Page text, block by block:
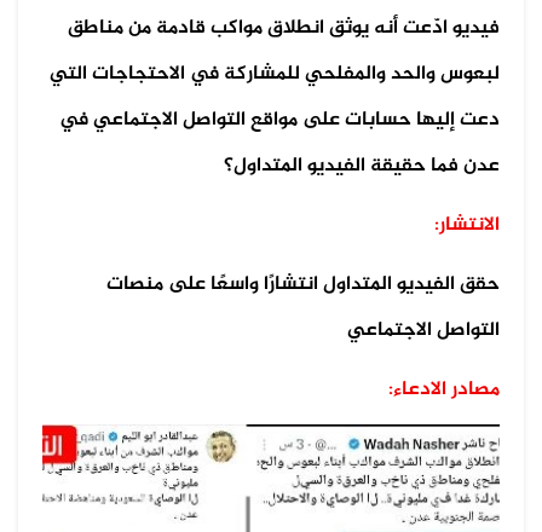
فيديو ادّعت أنه يوثق انطلاق مواكب قادمة من مناطق
لبعوس والحد والمفلحي للمشاركة في الاحتجاجات التي
دعت إليها حسابات على مواقع التواصل الاجتماعي في
عدن فما حقيقة الفيديو المتداول؟
الانتشار:
حقق الفيديو المتداول انتشارًا واسعًا على منصات
التواصل الاجتماعي
مصادر الادعاء: